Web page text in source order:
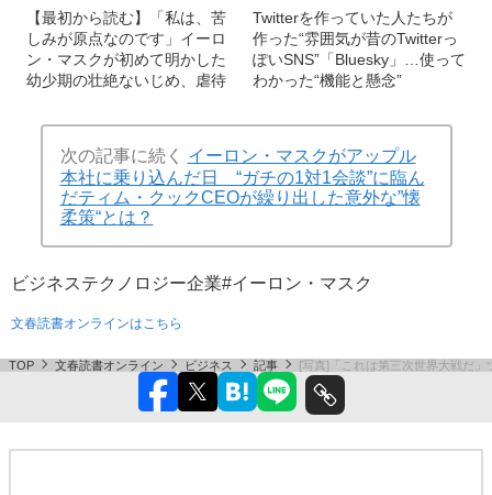
【最初から読む】「私は、苦
しみが原点なのです」イーロ
ン・マスクが初めて明かした
幼少期の壮絶ないじめ、虐待
Twitterを作っていた人たちが
作った“雰囲気が昔のTwitterっ
ぽいSNS”「Bluesky」…使って
わかった“機能と懸念”
次の記事に続く
イーロン・マスクがアップル
本社に乗り込んだ日 “ガチの1対1会談”に臨ん
だティム・クックCEOが繰り出した意外な”懐
柔策“とは？
ビジネステクノロジー企業#イーロン・マスク
文春読書オンラインはこちら
TOP 文春読書オンライン ビジネス 記事 [写真]「これは第三次世界大戦だ